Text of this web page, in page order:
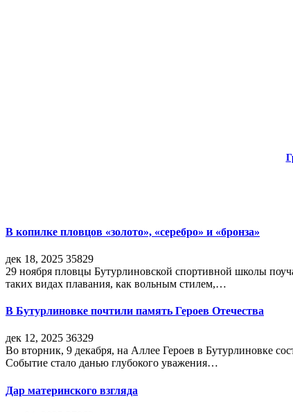
В копилке пловцов «золото», «серебро» и «бронза»
дек 18, 2025 35829
29 ноября пловцы Бутурлиновской спортивной школы
таких видах плавания, как вольным стилем,…
В Бутурлиновке почтили память Героев Отечества
дек 12, 2025 36329
Во вторник, 9 декабря, на Аллее Героев в Бутурлиновке
Событие стало данью глубокого уважения…
Дар материнского взгляда